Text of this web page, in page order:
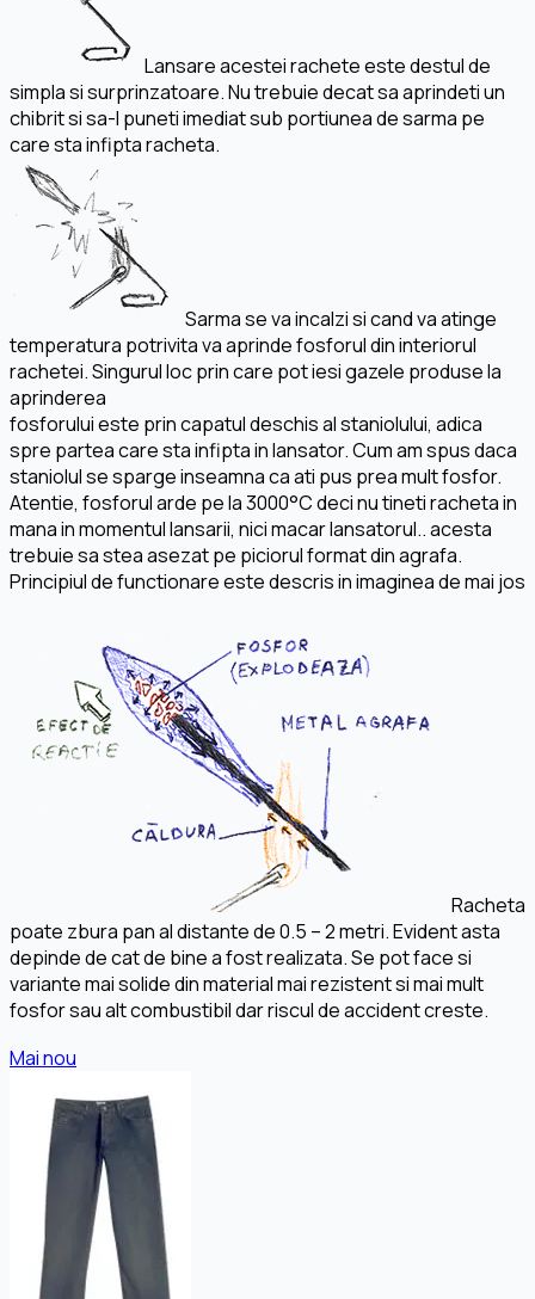
Lansare acestei rachete este destul de
simpla si surprinzatoare. Nu trebuie decat sa aprindeti un
chibrit si sa-l puneti imediat sub portiunea de sarma pe
care sta infipta racheta.
Sarma se va incalzi si cand va atinge
temperatura potrivita va aprinde fosforul din interiorul
rachetei. Singurul loc prin care pot iesi gazele produse la
aprinderea
fosforului este prin capatul deschis al staniolului, adica
spre partea care sta infipta in lansator. Cum am spus daca
staniolul se sparge inseamna ca ati pus prea mult fosfor.
Atentie, fosforul arde pe la 3000°C deci nu tineti racheta in
mana in momentul lansarii, nici macar lansatorul.. acesta
trebuie sa stea asezat pe piciorul format din agrafa.
Principiul de functionare este descris in imaginea de mai jos
Racheta
poate zbura pan al distante de 0.5 – 2 metri. Evident asta
depinde de cat de bine a fost realizata. Se pot face si
variante mai solide din material mai rezistent si mai mult
fosfor sau alt combustibil dar riscul de accident creste.
Mai nou